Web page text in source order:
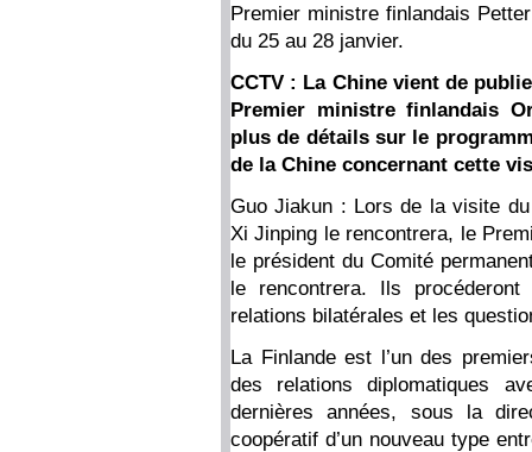
Premier ministre finlandais
du 25 au 28 janvier.
CCTV : La Chine vient de
Premier ministre finlandais
plus de détails sur le
de la Chine concernant cette
Guo Jiakun : Lors de la visite
Xi Jinping le rencontrera, le
le président du Comité
le rencontrera. Ils
relations bilatérales et les
La Finlande est l’un des
des relations diplomatiques
dernières années, sous la
coopératif d’un nouveau type